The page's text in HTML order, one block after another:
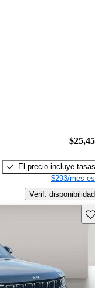
El precio incluye tasas
$293/mes
Verif. disponibilidad